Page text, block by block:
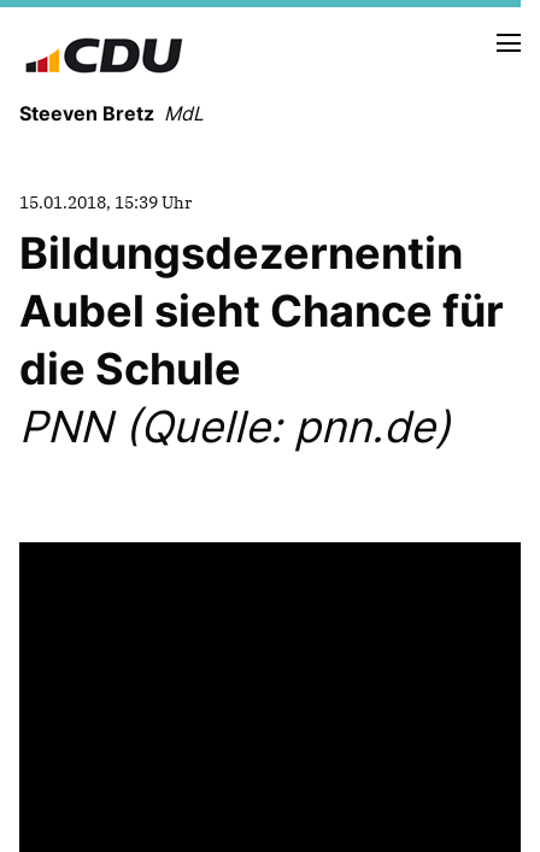
Steeven Bretz MdL
VITA
WAHLKREISBESUCHE
PRESSEFOTOS
MEIN BÜRGERBÜRO
15.01.2018, 15:39 Uhr
Bildungsdezernentin
Aubel sieht Chance für
die Schule
PNN (Quelle: pnn.de)